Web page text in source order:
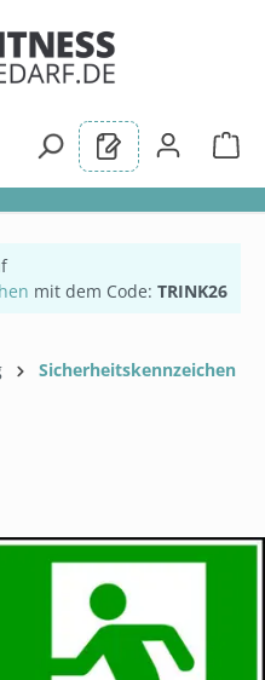
mit dem Code: TRINK26
Sicherheitskennzeichen